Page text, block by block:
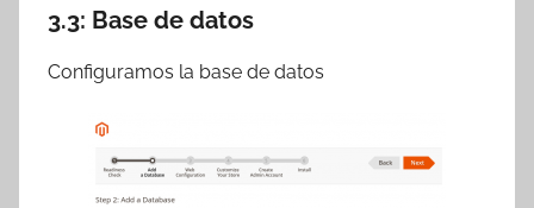
3.3: Base de datos
Configuramos la base de datos